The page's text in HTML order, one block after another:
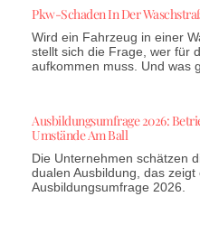
Pkw-Schaden In Der
Wird ein Fahrzeug in einer
stellt sich die Frage, wer für
aufkommen muss. Und was
Ausbildungsumfrage 2026:
Umstände Am Ball
Die Unternehmen schätzen
dualen Ausbildung, das
Ausbildungsumfrage 2026.